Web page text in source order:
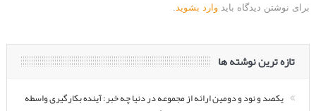
برای نوشتن دیدگاه باید وارد بشوید
تازه ترین نوشته ها
یکصد و نود و دومین ارائه از مجموعه در دنیا چه خبر: آینده بکارگیری واسطه